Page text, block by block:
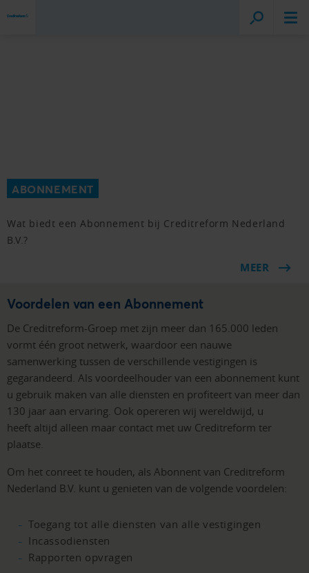
ABONNEMENT
Wat biedt een Abonnement bij Creditreform Nederland
B.V.?
MEER
Voordelen van een Abonnement
De Creditreform-Groep met zijn meer dan 165.000 leden
vormt één groot netwerk, waardoor een nauwe
samenwerking tussen de verschillende vestigingen is
gegarandeerd. Als voordeelhouder van een abonnement kunt
u gebruik maken van alle diensten en profiteert van meer dan
130 jaar aan ervaring. Ook opereren wij wereldwijd, u
heeft altijd alleen maar contact met uw Creditreform ter
plaatse.
Om het conreet te houden, als Abonnent van Creditreform
Nederland B.V. kunt u genieten van de volgende voordelen:
Toegang tot alle diensten van alle vestigingen
Incassodiensten
Rapporten opvragen